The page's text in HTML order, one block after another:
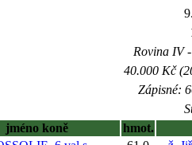
Rovina IV
40.000 Kč
Zápisné:
jméno koně
hmot.